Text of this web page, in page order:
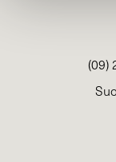
(09)